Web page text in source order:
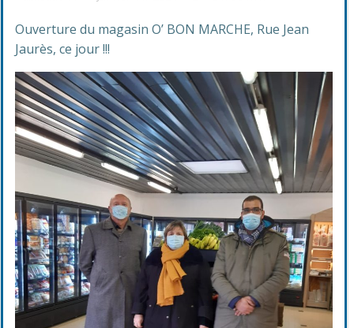
Ouverture du magasin O’ BON MARCHE, Rue Jean
Jaurès, ce jour !!!